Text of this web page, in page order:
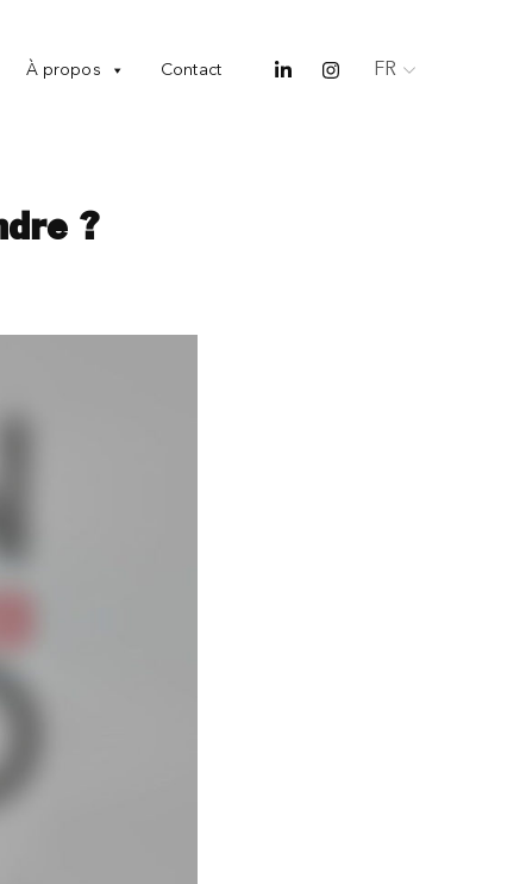
À propos Contact FR
?